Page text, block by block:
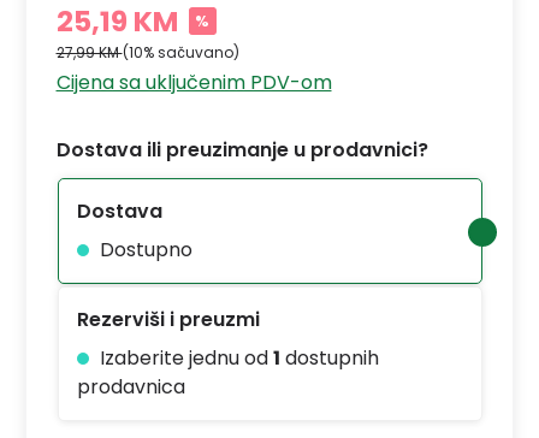
25,19 KM %
27,99 KM(10% sačuvano)
Cijena sa uključenim PDV-om
Dostava ili preuzimanje u prodavnici?
Dostava
Dostupno
Rezerviši i preuzmi
Izaberite jednu od1 dostupnih
prodavnica